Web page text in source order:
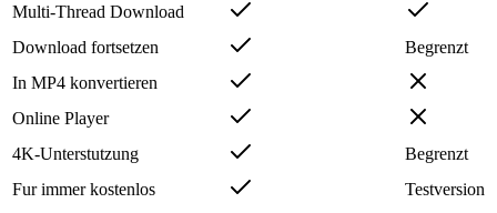
Multi-Thread Download
Download fortsetzen
Begrenzt
In MP4 konvertieren
Online Player
4K-Unterstutzung
Begrenzt
Fur immer kostenlos
Testversion